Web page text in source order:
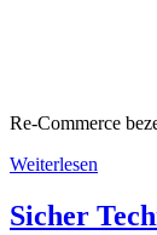
Re-Commerce
Weiterlesen
Sicher